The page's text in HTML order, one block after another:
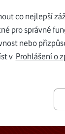
vám
měsíčně
co nejlepší
pro správné
nebo
v Prohlášení o